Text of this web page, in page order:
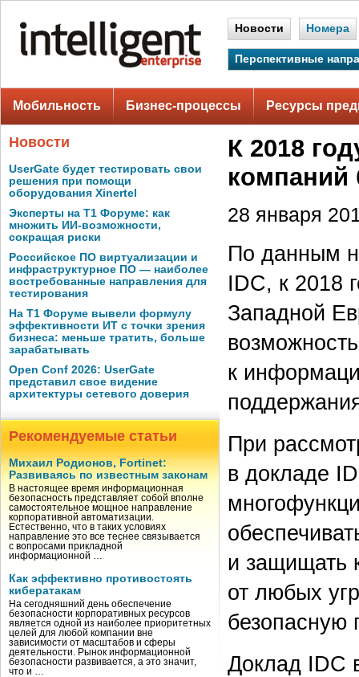
Новости Номера
Перспективные
Мобильность Бизнес-процессы Ресурсы
Новости
UserGate будет тестировать свои
решения при помощи
оборудования Xinertel
Эксперты на Т1 Форуме: как
множить ИИ-возможности,
сокращая риски
Российское ПО виртуализации и
инфраструктурное ПО — наиболее
востребованные направления для
тестирования
На Т1 Форуме вывели формулу
эффективности ИТ с точки зрения
бизнеса: меньше тратить, больше
зарабатывать
Open Conf 2026: UserGate
представил свое видение
архитектуры сетевого доверия
Рекомендуемые статьи
Михаил Родионов, Fortinet:
Развиваясь по известным законам
В настоящее время информационная
безопасность представляет собой вполне
самостоятельное мощное направление
корпоративной автоматизации.
Естественно, что в таких условиях
направление это все теснее связывается
с вопросами прикладной
информационной …
Как эффективно противостоять
кибератакам
На сегодняшний день обеспечение
безопасности корпоративных ресурсов
является одной из наиболее приоритетных
целей для любой компании вне
зависимости от масштабов и сферы
деятельности. Рынок информационной
безопасности развивается, а это значит,
что и …
К 2018
28 января
По данным
IDC, к 2018
Западной
к
При
в докладе
и защищать
от любых
безопасную
Доклад IDC